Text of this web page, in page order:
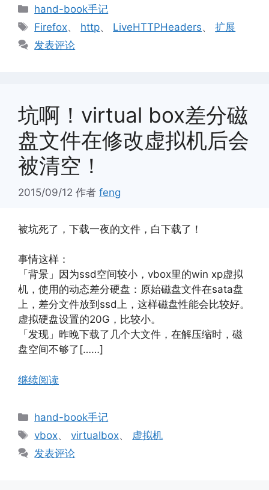
分
类
hand-book手记
标
签
Firefox、 http、 LiveHTTPHeaders、扩展
发表评论
坑啊！virtual box差分磁
盘文件在修改虚拟机后会
被清空！
2015/09/12 作者 feng
被坑死了，下载一夜的文件，白下载了！
事情这样：
「背景」因为ssd空间较小，vbox里的win xp虚拟
机，使用的动态差分硬盘：原始磁盘文件在sata盘
上，差分文件放到ssd上，这样磁盘性能会比较好。
虚拟硬盘设置的20G，比较小。
「发现」昨晚下载了几个大文件，在解压缩时，磁
盘空间不够了[……]
继续阅读
分
类
hand-book手记
标
签
vbox、virtualbox、 虚拟机
发表评论